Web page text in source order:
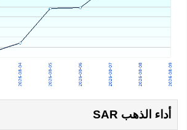
أداء الذهب SAR